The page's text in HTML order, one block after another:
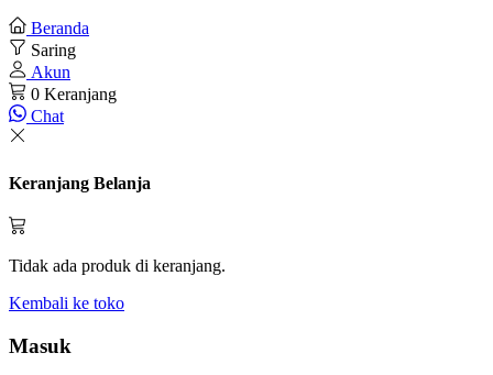
Beranda
Saring
Akun
0 Keranjang
Chat
Keranjang Belanja
Tidak ada produk di keranjang.
Kembali ke toko
Masuk